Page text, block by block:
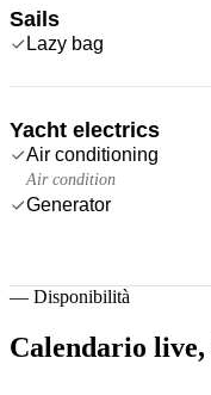
Sails
Lazy bag
Yacht electrics
Air conditioning
Air condition
Generator
— Disponibilità
Calendario live,